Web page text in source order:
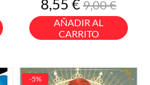
8,55 €
base
9,00 €
AÑADIR AL
CARRITO
-5%